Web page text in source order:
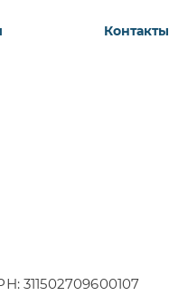
Контакты
311502709600107